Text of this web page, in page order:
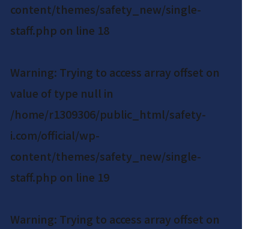
content/themes/safety_new/single-
staff.php on line 18
Warning: Trying to access array offset on
value of type null in
/home/r1309306/public_html/safety-
i.com/official/wp-
content/themes/safety_new/single-
staff.php on line 19
Warning: Trying to access array offset on